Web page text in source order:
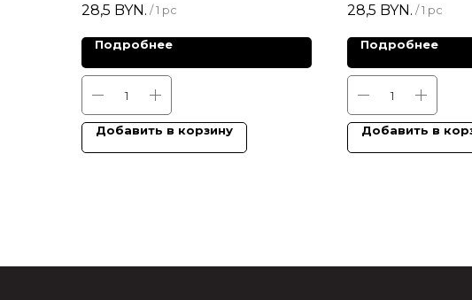
28,5 BYN. / 1 pc
Подробнее
Добавить в корзину
28,5 BYN. / 1 pc
Подробнее
Добавить в